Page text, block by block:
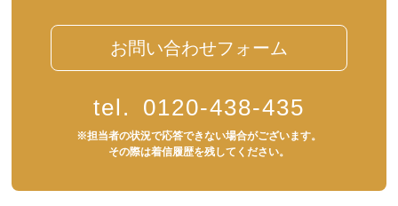
お問い合わせフォーム
tel. 0120-438-435
※担当者の状況で応答できない場合がございます。
その際は着信履歴を残してください。